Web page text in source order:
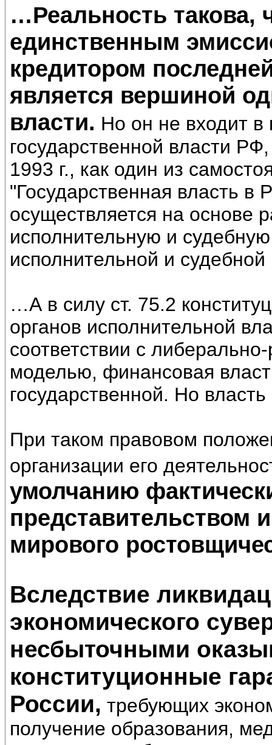
…Реальность такова,
единственным
кредитором
является вершиной
власти. Но он не входит в
государственной власти
1993 г., как один из
"Государственная власть в
осуществляется на основе
исполнительную и
исполнительной и
…А в силу ст. 75.2
органов исполнительной
соответствии с
моделью, финансовая
государственной. Но
При таком правовом
организации его
умолчанию
представительством
мирового
Вследствие
экономического
несбыточными
конституционные
России, требующих
получение образования,